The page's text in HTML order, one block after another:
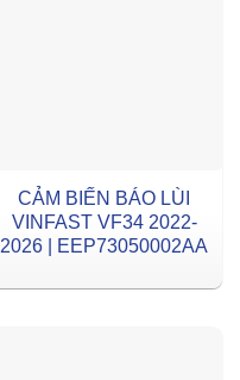
CẢM BIẾN BÁO LÙI
VINFAST VF34 2022-
2026 | EEP73050002AA